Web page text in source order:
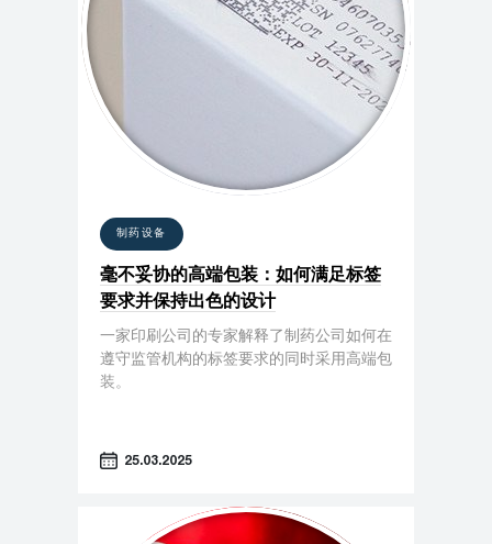
制药设备
毫不妥协的高端包装：如何满足标签
要求并保持出色的设计
一家印刷公司的专家解释了制药公司如何在
遵守监管机构的标签要求的同时采用高端包
装。
25.03.2025